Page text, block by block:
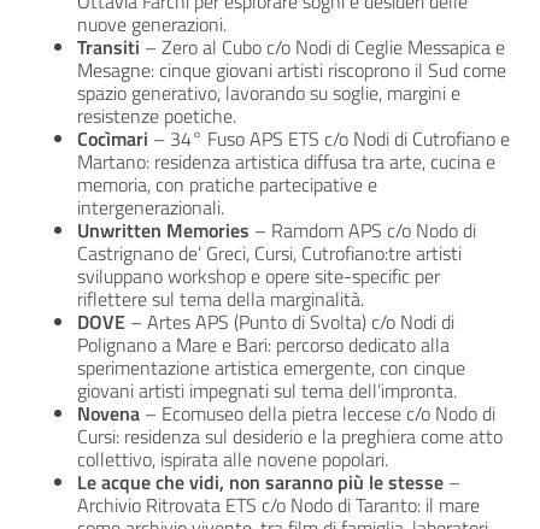
nuove generazioni.
Transiti – Zero al Cubo c/o Nodi di Ceglie Messapica e
Mesagne: cinque giovani artisti riscoprono il Sud come
spazio generativo, lavorando su soglie, margini e
resistenze poetiche.
Cocìmari – 34° Fuso APS ETS c/o Nodi di Cutrofiano e
Martano: residenza artistica diffusa tra arte, cucina e
memoria, con pratiche partecipative e
intergenerazionali.
Unwritten Memories – Ramdom APS c/o Nodo di
Castrignano de’ Greci, Cursi, Cutrofiano:tre artisti
sviluppano workshop e opere site-specific per
riflettere sul tema della marginalità.
DOVE – Artes APS (Punto di Svolta) c/o Nodi di
Polignano a Mare e Bari: percorso dedicato alla
sperimentazione artistica emergente, con cinque
giovani artisti impegnati sul tema dell’impronta.
Novena – Ecomuseo della pietra leccese c/o Nodo di
Cursi: residenza sul desiderio e la preghiera come atto
collettivo, ispirata alle novene popolari.
Le acque che vidi, non saranno più le stesse –
Archivio Ritrovata ETS c/o Nodo di Taranto: il mare